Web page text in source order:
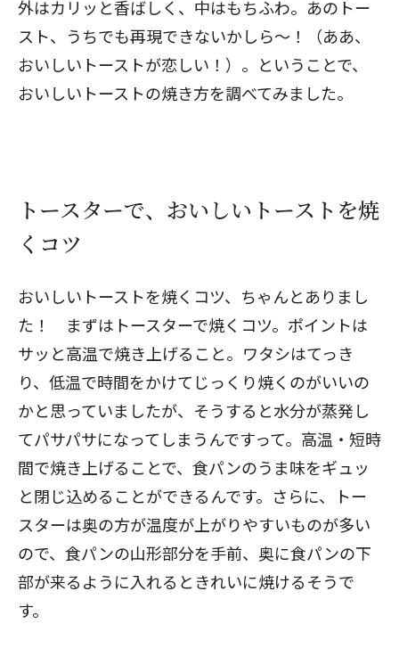
外はカリッと香ばしく、中はもちふわ。あのトー
スト、うちでも再現できないかしら～！（ああ、
おいしいトーストが恋しい！）。ということで、
おいしいトーストの焼き方を調べてみました。
トースターで、おいしいトーストを焼
くコツ
おいしいトーストを焼くコツ、ちゃんとありまし
た！ まずはトースターで焼くコツ。ポイントは
サッと高温で焼き上げること。ワタシはてっき
り、低温で時間をかけてじっくり焼くのがいいの
かと思っていましたが、そうすると水分が蒸発し
てパサパサになってしまうんですって。高温・短時
間で焼き上げることで、食パンのうま味をギュッ
と閉じ込めることができるんです。さらに、トー
スターは奥の方が温度が上がりやすいものが多い
ので、食パンの山形部分を手前、奥に食パンの下
部が来るように入れるときれいに焼けるそうで
す。